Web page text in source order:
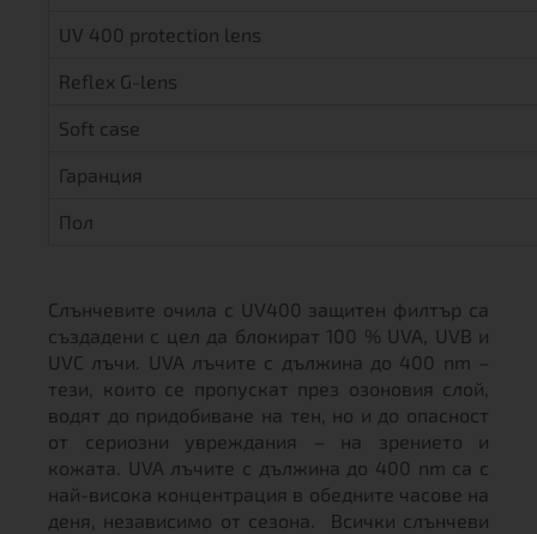
UV 400 protection lens
Reflex G-lens
Soft case
Гаранция
Пол
Слънчевите очила с UV400 защитен филтър са
създадени с цел да блокират 100 % UVA, UVB и
UVC лъчи. UVA лъчите с дължина до 400 nm –
тези, които се пропускат през озоновия слой,
водят до придобиване на тен, но и до опасност
от сериозни увреждания – на зрението и
кожата. UVA лъчите с дължина до 400 nm са с
най-висока концентрация в обедните часове на
деня, независимо от сезона. Всички слънчеви